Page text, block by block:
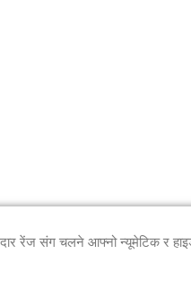
रेंज संग चलने आफ्नो न्यूमेटिक र